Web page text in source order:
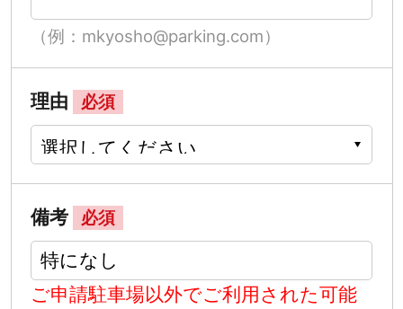
（例：mkyosho@parking.com）
理由 必須
備考 必須
ご申請駐車場以外でご利用された可能